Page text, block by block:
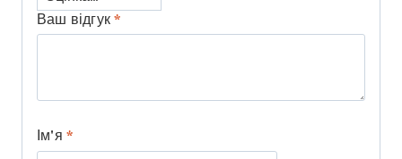
Ваш відгук*
Ім'я *